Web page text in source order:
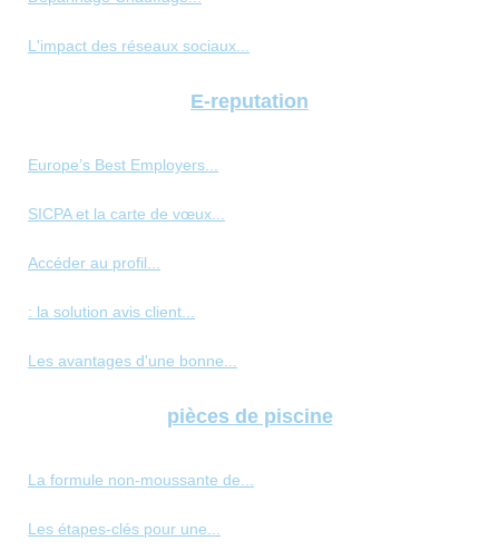
L'impact des réseaux sociaux...
E-reputation
Europe’s Best Employers...
SICPA et la carte de vœux...
Accéder au profil...
: la solution avis client...
Les avantages d'une bonne...
pièces de piscine
La formule non-moussante de...
Les étapes-clés pour une...